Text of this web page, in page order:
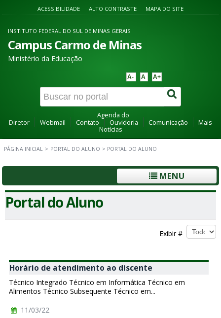
ACESSIBILIDADE ALTO CONTRASTE MAPA DO SITE
INSTITUTO FEDERAL DO SUL DE MINAS GERAIS
Campus Carmo de Minas
Ministério da Educação
A- A A+
Agenda do
Diretor
Webmail Contato Ouvidoria Comunicação
Mais
Notícias
PÁGINA INICIAL > PORTAL DO ALUNO > PORTAL DO ALUNO
MENU
Portal do Aluno
Exibir #
Horário de atendimento ao discente
Técnico Integrado Técnico em Informática Técnico em
Alimentos Técnico Subsequente Técnico em...
11/03/22